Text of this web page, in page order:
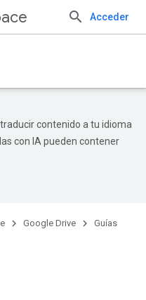
Acceder
contenido a tu idioma
con IA pueden contener
Google Drive Guías